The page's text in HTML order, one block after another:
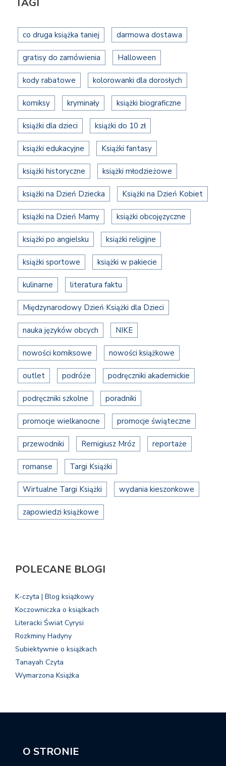
co druga książka taniej darmowa dostawa
gratisy do zamówienia Halloween
kody rabatowe kolorowanki dla dorosłych
komiksy kryminały książki biograficzne
książki dla dzieci książki do 10 zł
książki edukacyjne Książki fantasy
książki historyczne książki młodzieżowe
książki na Dzień Dziecka Książki na Dzień Kobiet
książki na Dzień Mamy książki obcojęzyczne
książki po angielsku książki religijne
książki sportowe książki w pakiecie
kulinarne literatura faktu
Międzynarodowy Dzień Książki dla Dzieci
nauka języków obcych NIKE
nowości komiksowe nowości książkowe
outlet podróże podręczniki akademickie
podręczniki szkolne poradniki
promocje wielkanocne promocje świąteczne
przewodniki Remigiusz Mróz reportaże
romanse Targi Książki
Wirtualne Targi Książki wydania kieszonkowe
zapowiedzi książkowe
POLECANE BLOGI
K-czyta | Blog książkowy
Koczowniczka o książkach
Literacki Świat Cyrysi
Rozkminy Hadyny
Subiektywnie o książkach
Tanayah Czyta
Wymarzona Książka
O STRONIE